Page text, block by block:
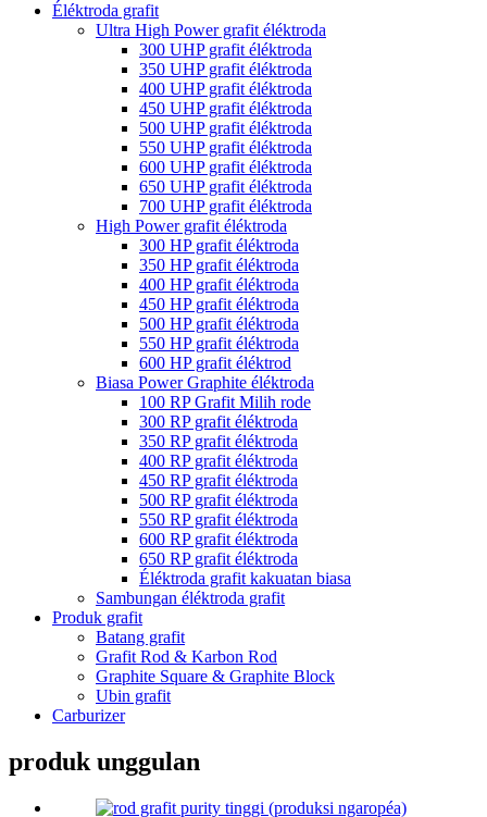
Éléktroda grafit
Ultra High Power grafit éléktroda
300 UHP grafit éléktroda
350 UHP grafit éléktroda
400 UHP grafit éléktroda
450 UHP grafit éléktroda
500 UHP grafit éléktroda
550 UHP grafit éléktroda
600 UHP grafit éléktroda
650 UHP grafit éléktroda
700 UHP grafit éléktroda
High Power grafit éléktroda
300 HP grafit éléktroda
350 HP grafit éléktroda
400 HP grafit éléktroda
450 HP grafit éléktroda
500 HP grafit éléktroda
550 HP grafit éléktroda
600 HP grafit éléktrod
Biasa Power Graphite éléktroda
100 RP Grafit Milih rode
300 RP grafit éléktroda
350 RP grafit éléktroda
400 RP grafit éléktroda
450 RP grafit éléktroda
500 RP grafit éléktroda
550 RP grafit éléktroda
600 RP grafit éléktroda
650 RP grafit éléktroda
Éléktroda grafit kakuatan biasa
Sambungan éléktroda grafit
Produk grafit
Batang grafit
Grafit Rod & Karbon Rod
Graphite Square & Graphite Block
Ubin grafit
Carburizer
produk unggulan